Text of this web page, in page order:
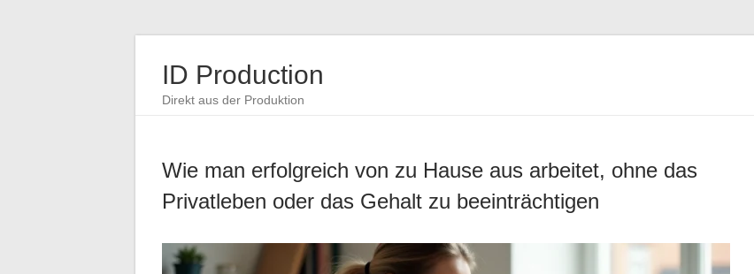
ID Production
Direkt aus der Produktion
Wie man erfolgreich von zu Hause aus arbeitet, ohne das
Privatleben oder das Gehalt zu beeinträchtigen